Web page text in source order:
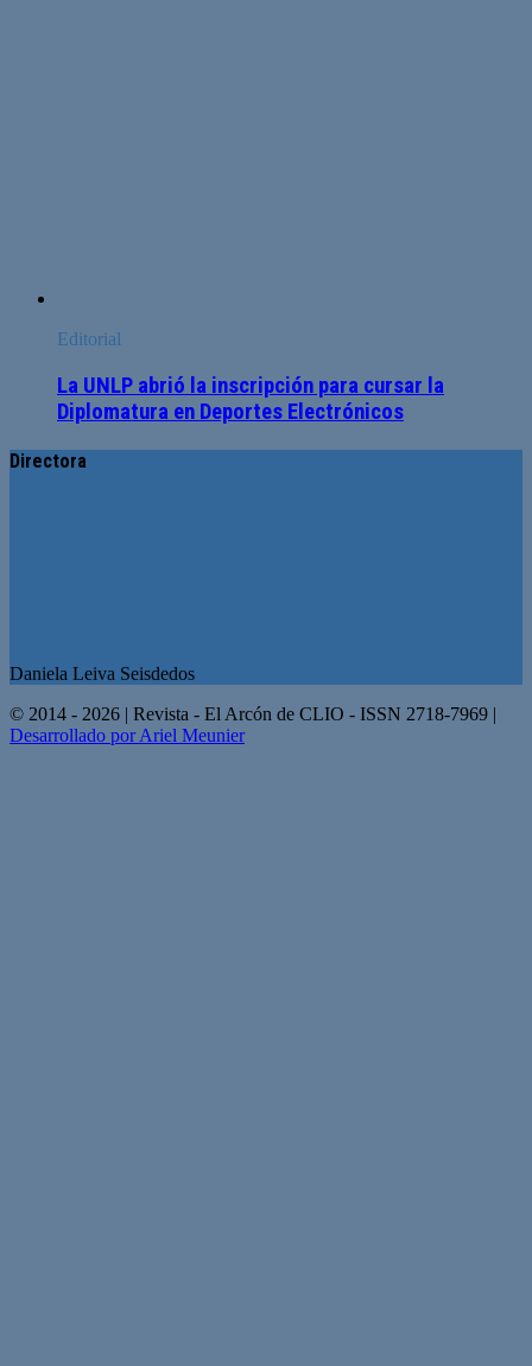
Editorial
La UNLP abrió la inscripción para cursar la
Diplomatura en Deportes Electrónicos
Directora
Daniela Leiva Seisdedos
© 2014 - 2026 | Revista - El Arcón de CLIO - ISSN 2718-7969 |
Desarrollado por Ariel Meunier